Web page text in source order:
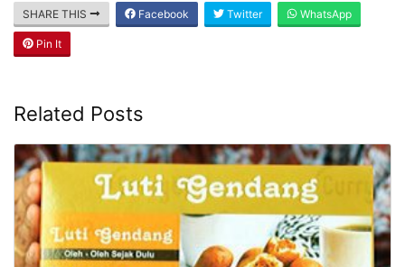
SHARE THIS Facebook Twitter WhatsApp
Pin It
Related Posts